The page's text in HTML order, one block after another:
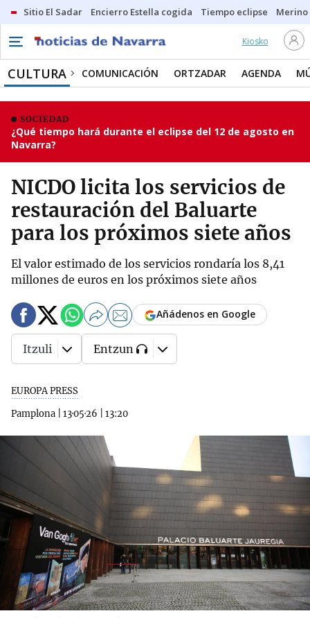
Sitio El Sadar Encierro Estella cogida Tiempo eclipse
Kiosko
CULTURA COMUNICACIÓN ORTZADAR AGENDA
SOCIEDAD
¿Qué tiempo hará durante el eclipse del 12 de agosto en
Navarra?
NICDO licita los servicios de
restauración del Baluarte
para los próximos siete años
El valor estimado de los servicios rondaría los 8,41
millones de euros en los próximos siete años
EUROPA PRESS
Pamplona
13·05·26 13:20
Añádenos en Google
Itzuli Entzun